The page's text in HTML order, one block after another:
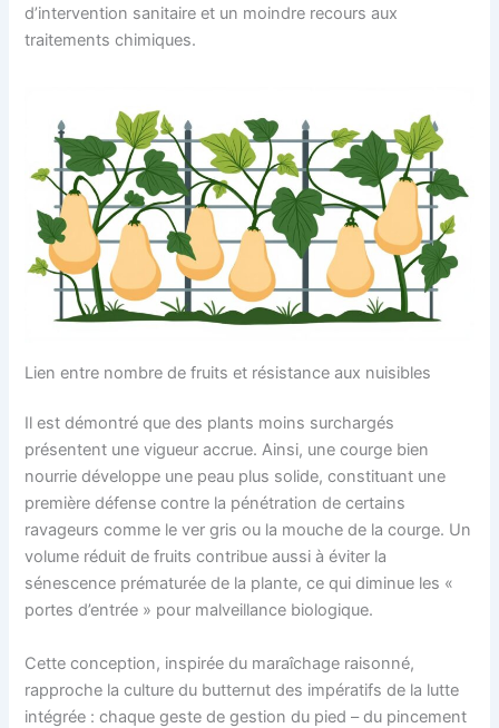
d’intervention sanitaire et un moindre recours aux
traitements chimiques.
Lien entre nombre de fruits et résistance aux nuisibles
Il est démontré que des plants moins surchargés
présentent une vigueur accrue. Ainsi, une courge bien
nourrie développe une peau plus solide, constituant une
première défense contre la pénétration de certains
ravageurs comme le ver gris ou la mouche de la courge. Un
volume réduit de fruits contribue aussi à éviter la
sénescence prématurée de la plante, ce qui diminue les «
portes d’entrée » pour malveillance biologique.
Cette conception, inspirée du maraîchage raisonné,
rapproche la culture du butternut des impératifs de la lutte
intégrée : chaque geste de gestion du pied – du pincement